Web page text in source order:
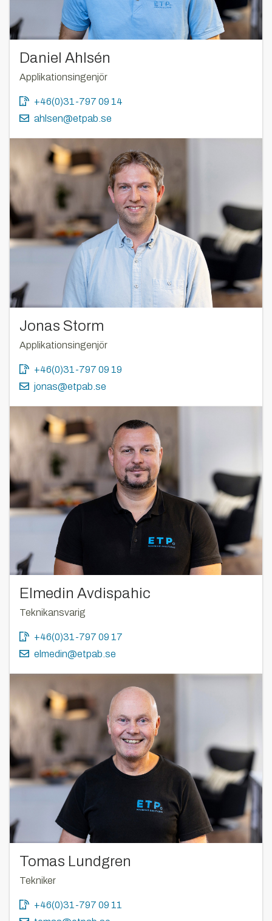
Daniel Ahlsén
Applikationsingenjör
+46(0)31-797 09 14
ahlsen@etpab.se
Jonas Storm
Applikationsingenjör
+46(0)31-797 09 19
jonas@etpab.se
Elmedin Avdispahic
Teknikansvarig
+46(0)31-797 09 17
elmedin@etpab.se
Tomas Lundgren
Tekniker
+46(0)31-797 09 11